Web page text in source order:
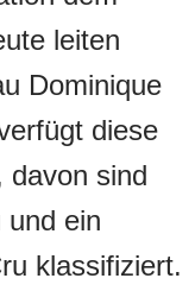
leiten
Dominique
diese
davon sind
und ein
klassifiziert.